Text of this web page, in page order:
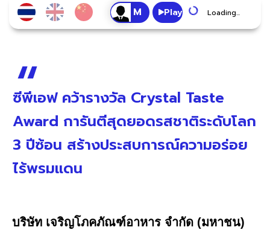
Play Loading...
ซีพีเอฟ คว้ารางวัล Crystal Taste
Award การันตีสุดยอดรสชาติระดับโลก
3 ปีซ้อน สร้างประสบการณ์ความอร่อย
ไร้พรมแดน
บริษัท เจริญโภคภัณฑ์อาหาร จำกัด (มหาชน)